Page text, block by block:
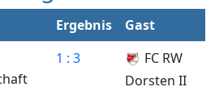
Ergebnis
Gast
1 : 3
FC RW
Dorsten II